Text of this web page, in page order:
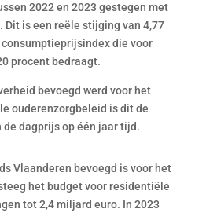
2022 en 2023 gestegen met
Dit is een reële stijging van 4,77
die voor
procent bedraagt.
bevoegd werd voor het
ouderenzorgbeleid is dit de
dagprijs op één jaar tijd.
Vlaanderen bevoegd is voor het
het budget voor residentiële
tot 2,4 miljard euro. In 2023